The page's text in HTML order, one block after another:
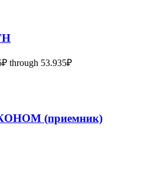
through 53.935₽
(приемник)